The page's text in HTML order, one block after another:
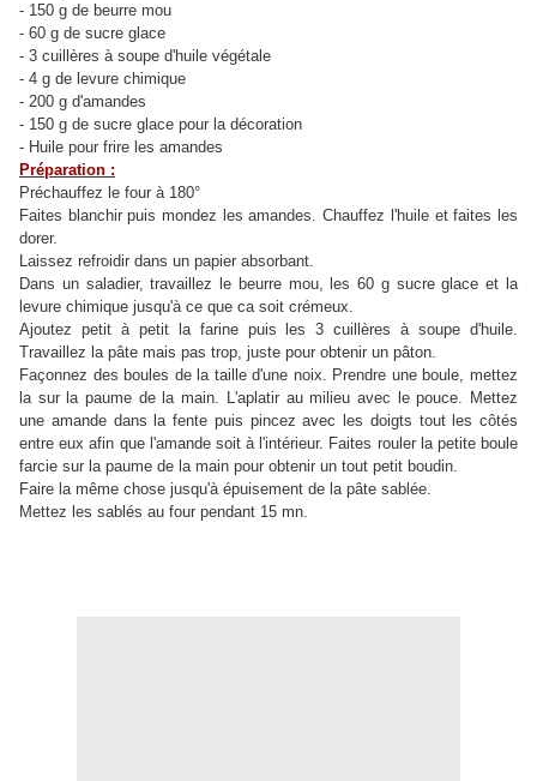
- 150 g de beurre mou
- 60 g de sucre glace
- 3 cuillères à soupe d'huile végétale
- 4 g de levure chimique
- 200 g d'amandes
- 150 g de sucre glace pour la décoration
- Huile pour frire les amandes
Préparation :
Préchauffez le four à 180°
Faites blanchir puis mondez les amandes. Chauffez l'huile et faites les
dorer.
Laissez refroidir dans un papier absorbant.
Dans un saladier, travaillez le beurre mou, les 60 g sucre glace et la
levure chimique jusqu'à ce que ca soit crémeux.
Ajoutez petit à petit la farine puis les 3 cuillères à soupe d'huile.
Travaillez la pâte mais pas trop, juste pour obtenir un pâton.
Façonnez des boules de la taille d'une noix. Prendre une boule, mettez
la sur la paume de la main. L'aplatir au milieu avec le pouce. Mettez
une amande dans la fente puis pincez avec les doigts tout les côtés
entre eux afin que l'amande soit à l'intérieur. Faites rouler la petite boule
farcie sur la paume de la main pour obtenir un tout petit boudin.
Faire la même chose jusqu'à épuisement de la pâte sablée.
Mettez les sablés au four pendant 15 mn.